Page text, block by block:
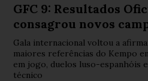
GFC 9: Resultados
consagrou novos
Gala internacional voltou a
maiores referências do Kempo
em jogo, duelos luso-espanhóis
técnico